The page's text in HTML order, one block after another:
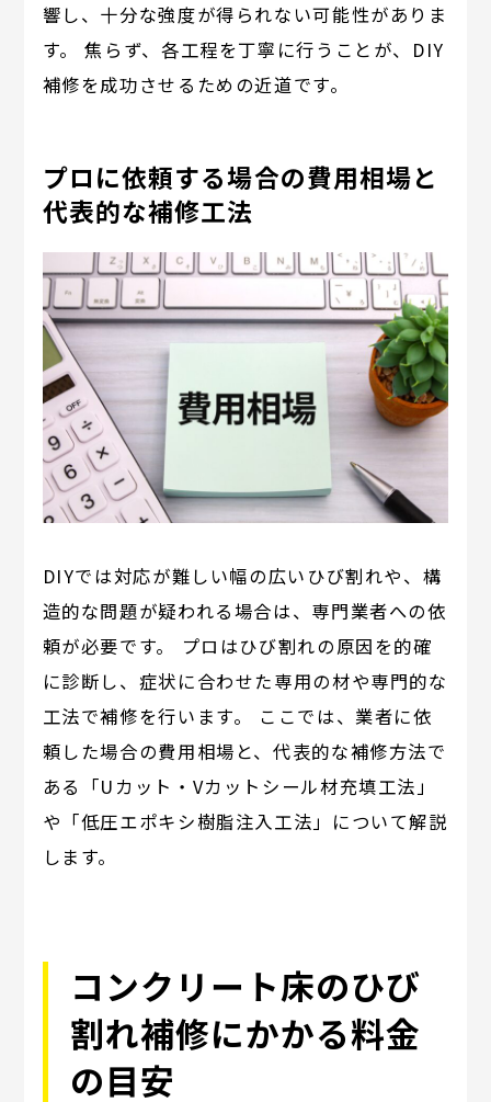
響し、十分な強度が得られない可能性がありま
す。 焦らず、各工程を丁寧に行うことが、DIY
補修を成功させるための近道です。
プロに依頼する場合の費用相場と
代表的な補修工法
DIYでは対応が難しい幅の広いひび割れや、構
造的な問題が疑われる場合は、専門業者への依
頼が必要です。 プロはひび割れの原因を的確
に診断し、症状に合わせた専用の材や専門的な
工法で補修を行います。 ここでは、業者に依
頼した場合の費用相場と、代表的な補修方法で
ある「Uカット・Vカットシール材充填工法」
や「低圧エポキシ樹脂注入工法」について解説
します。
コンクリート床のひび
割れ補修にかかる料金
の目安